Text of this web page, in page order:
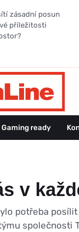
zásadní posun
příležitosti
Gaming ready
v
potřeba
společnosti